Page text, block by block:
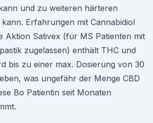
und zu weiteren härteren
Erfahrungen mit Cannabidiol
Aktion Sativex (für MS Patienten mit
zugelassen) enthält THC und
bis zu einer max. Dosierung von 30
was ungefähr der Menge CBD
Bo Patientin seit Monaten